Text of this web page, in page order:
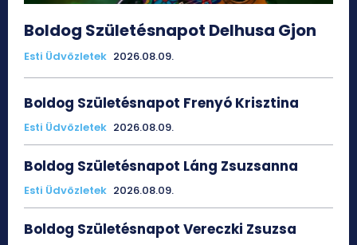
Boldog Születésnapot Delhusa Gjon
Esti Üdvözletek 2026.08.09.
Boldog Születésnapot Frenyó Krisztina
Esti Üdvözletek 2026.08.09.
Boldog Születésnapot Láng Zsuzsanna
Esti Üdvözletek 2026.08.09.
Boldog Születésnapot Vereczki Zsuzsa